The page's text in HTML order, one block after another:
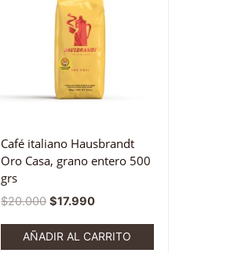
Café italiano Hausbrandt
Oro Casa, grano entero 500
grs
$20.000 $17.990
AÑADIR AL CARRITO